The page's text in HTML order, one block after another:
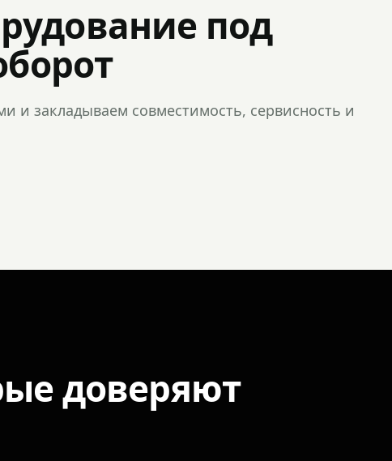
под
и закладываем совместимость, сервисность и
доверяют